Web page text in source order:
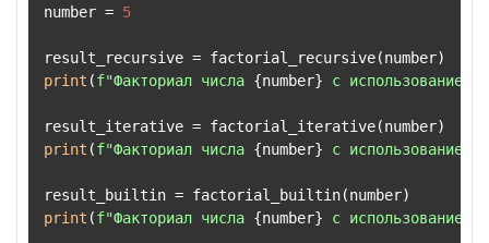
number = 5
print (f"Факториал числа {number} с использованием
print (f"Факториал числа {number} с использованием
print (f"Факториал числа {number} с использованием